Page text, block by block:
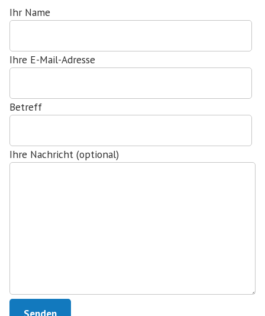
Ihr Name
Ihre E-Mail-Adresse
Betreff
Ihre Nachricht (optional)